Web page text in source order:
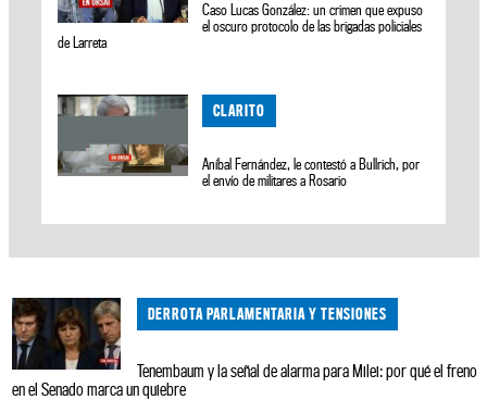
Caso Lucas González: un crimen que expuso
el oscuro protocolo de las brigadas policiales
de Larreta
CLARITO
Aníbal Fernández, le contestó a Bullrich, por
el envío de militares a Rosario
DERROTA PARLAMENTARIA Y TENSIONES
Tenembaum y la señal de alarma para Milei: por qué el freno
en el Senado marca un quiebre